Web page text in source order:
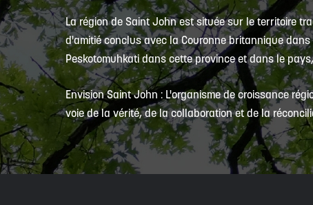
La région de Saint John est située sur le territoire
d'amitié conclus avec la Couronne britannique
Peskotomuhkati dans cette province et dans le
Envision Saint John : L'organisme de croissance
voie de la vérité, de la collaboration et de la